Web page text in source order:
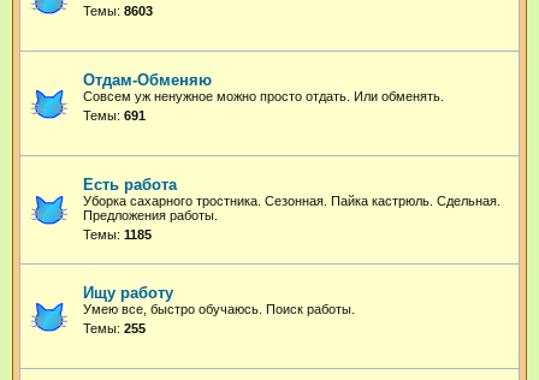
Темы: 8603
Отдам-Обменяю
Совсем уж ненужное можно просто отдать. Или обменять.
Темы: 691
Есть работа
Уборка сахарного тростника. Сезонная. Пайка кастрюль. Сдельная.
Предложения работы.
Темы: 1185
Ищу работу
Умею все, быстро обучаюсь. Поиск работы.
Темы: 255